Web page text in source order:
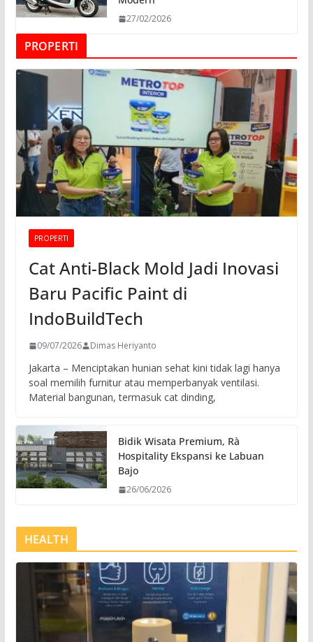
27/02/2026
PROPERTI
PROPERTI
Cat Anti-Black Mold Jadi Inovasi
Baru Pacific Paint di
IndoBuildTech
09/07/2026 Dimas Heriyanto
Jakarta – Menciptakan hunian sehat kini tidak lagi hanya
soal memilih furnitur atau memperbanyak ventilasi.
Material bangunan, termasuk cat dinding,
Bidik Wisata Premium, Rà
Hospitality Ekspansi ke Labuan
Bajo
26/06/2026
HEALTH